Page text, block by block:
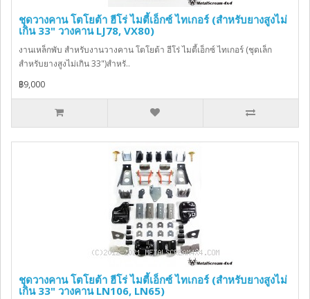
ชุดวางคาน โตโยต้า ฮีโร่ ไมตี้เอ็กซ์ ไทเกอร์ (สำหรับยางสูงไม่
เกิน 33" วางคาน LJ78, VX80)
งานเหล็กพับ สำหรับงานวางคาน โตโยต้า ฮีโร่ ไมตี้เอ็กซ์ ไทเกอร์ (ชุดเล็ก
สำหรับยางสูงไม่เกิน 33")สำหรั..
฿9,000
ชุดวางคาน โตโยต้า ฮีโร่ ไมตี้เอ็กซ์ ไทเกอร์ (สำหรับยางสูงไม่
เกิน 33" วางคาน LN106, LN65)